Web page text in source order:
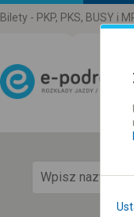
Bilety - PKP, PKS, BUSY i